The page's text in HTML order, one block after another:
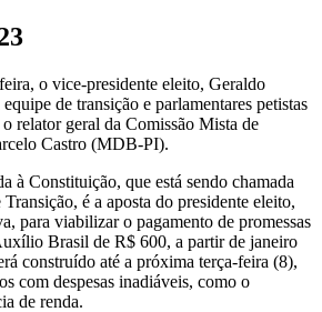
o vice-presidente eleito, Geraldo
de transição e parlamentares petistas
relator geral da Comissão Mista de
Castro (MDB-PI).
à Constituição, que está sendo chamada
é a aposta do presidente eleito,
para viabilizar o pagamento de promessas
Brasil de R$ 600, a partir de janeiro
construído até a próxima terça-feira (8),
com despesas inadiáveis, como o
de renda.